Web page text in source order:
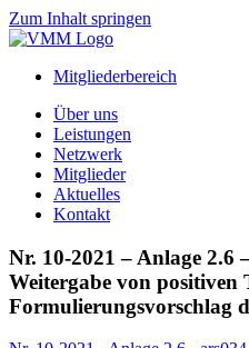
Zum Inhalt springen
Mitgliederbereich
Über uns
Leistungen
Netzwerk
Mitglieder
Aktuelles
Kontakt
Nr. 10-2021 – Anlage 2.6
Weitergabe von positiven
Formulierungsvorschlag